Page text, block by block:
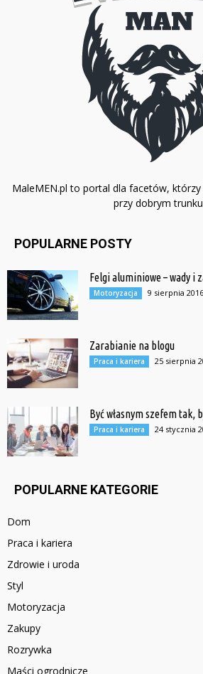
MaleMEN.pl to portal dla facetów,
przy dobrym
POPULARNE POSTY
Felgi aluminiowe – wady i
Motoryzacja 9 sierpnia 2016
Zarabianie na blogu
Praca i kariera 25 sierpnia
Być własnym szefem tak,
Praca i kariera 24 stycznia
POPULARNE KATEGORIE
Dom
Praca i kariera
Zdrowie i uroda
Styl
Motoryzacja
Zakupy
Rozrywka
Maści ogrodnicze